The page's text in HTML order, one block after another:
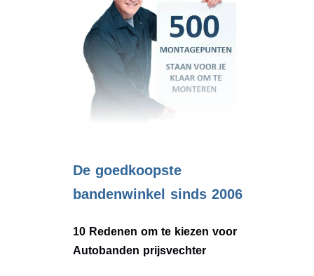
De goedkoopste
bandenwinkel sinds 2006
10 Redenen om te kiezen voor
Autobanden prijsvechter